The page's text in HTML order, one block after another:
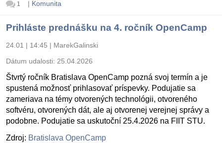
1 | Komunita
Prihláste prednášku na 4. ročník OpenCamp
24.01 | 14:45 | MarekGalinski
Dátum udalosti: 25.04.2026
Štvrtý ročník Bratislava OpenCamp pozná svoj termín a je
spustená možnosť prihlasovať príspevky. Podujatie sa
zameriava na témy otvorených technológii, otvoreného
softvéru, otvorených dát, ale aj otvorenej verejnej správy a
podobne. Podujatie sa uskutoční 25.4.2026 na FIIT STU.
Zdroj: Bratislava OpenCamp